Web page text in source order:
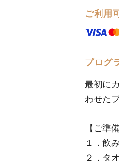
ご利用
プログ
最初に
わせた
【ご準
１．飲
２．タ